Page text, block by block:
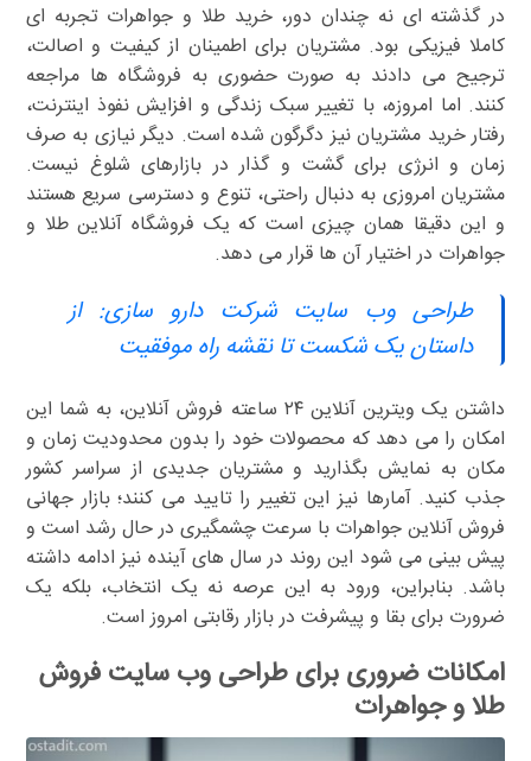
در گذشته ای نه چندان دور، خرید طلا و جواهرات تجربه ای
کاملا فیزیکی بود. مشتریان برای اطمینان از کیفیت و اصالت،
ترجیح می دادند به صورت حضوری به فروشگاه ها مراجعه
کنند. اما امروزه، با تغییر سبک زندگی و افزایش نفوذ اینترنت،
رفتار خرید مشتریان نیز دگرگون شده است. دیگر نیازی به صرف
زمان و انرژی برای گشت و گذار در بازارهای شلوغ نیست.
مشتریان امروزی به دنبال راحتی، تنوع و دسترسی سریع هستند
و این دقیقا همان چیزی است که یک فروشگاه آنلاین طلا و
جواهرات در اختیار آن ها قرار می دهد.
طراحی وب سایت شرکت دارو سازی: از
داستان یک شکست تا نقشه راه موفقیت
داشتن یک ویترین آنلاین ۲۴ ساعته فروش آنلاین، به شما این
امکان را می دهد که محصولات خود را بدون محدودیت زمان و
مکان به نمایش بگذارید و مشتریان جدیدی از سراسر کشور
جذب کنید. آمارها نیز این تغییر را تایید می کنند؛ بازار جهانی
فروش آنلاین جواهرات با سرعت چشمگیری در حال رشد است و
پیش بینی می شود این روند در سال های آینده نیز ادامه داشته
باشد. بنابراین، ورود به این عرصه نه یک انتخاب، بلکه یک
ضرورت برای بقا و پیشرفت در بازار رقابتی امروز است.
امکانات ضروری برای طراحی وب سایت فروش
طلا و جواهرات